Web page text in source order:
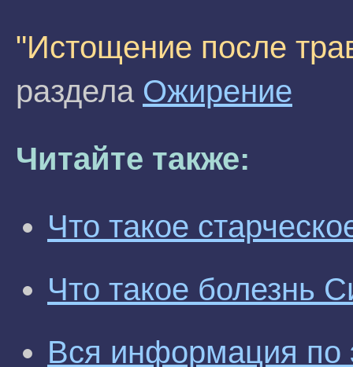
"Истощение после
раздела Ожирение
Читайте также:
Что такое
Что такое болезнь
Вся информация по